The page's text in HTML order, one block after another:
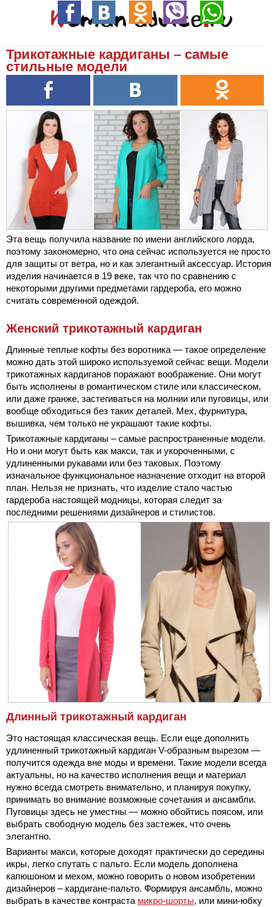
Трикотажные кардиганы – самые
стильные модели
Эта вещь получила название по имени английского лорда,
поэтому закономерно, что она сейчас используется не просто
для защиты от ветра, но и как элегантный аксессуар. История
изделия начинается в 19 веке, так что по сравнению с
некоторыми другими предметами гардероба, его можно
считать современной одеждой.
Женский трикотажный кардиган
Длинные теплые кофты без воротника — такое определение
можно дать этой широко используемой сейчас вещи. Модели
трикотажных кардиганов поражают воображение. Они могут
быть исполнены в романтическом стиле или классическом,
или даже гранже, застегиваться на молнии или пуговицы, или
вообще обходиться без таких деталей. Мех, фурнитура,
вышивка, чем только не украшают такие кофты.
Трикотажные кардиганы – самые распространенные модели.
Но и они могут быть как макси, так и укороченными, с
удлиненными рукавами или без таковых. Поэтому
изначальное функциональное назначение отходит на второй
план. Нельзя не признать, что изделие стало частью
гардероба настоящей модницы, которая следит за
последними решениями дизайнеров и стилистов.
Длинный трикотажный кардиган
Это настоящая классическая вещь. Если еще дополнить
удлиненный трикотажный кардиган V-образным вырезом —
получится одежда вне моды и времени. Такие модели всегда
актуальны, но на качество исполнения вещи и материал
нужно всегда смотреть внимательно, и планируя покупку,
принимать во внимание возможные сочетания и ансамбли.
Пуговицы здесь не уместны — можно обойтись поясом, или
выбрать свободную модель без застежек, что очень
элегантно.
Варианты макси, которые доходят практически до середины
икры, легко спутать с пальто. Если модель дополнена
капюшоном и мехом, можно говорить о новом изобретении
дизайнеров – кардигане-пальто. Формируя ансамбль, можно
выбрать в качестве контраста микро-шорты, или мини-юбку